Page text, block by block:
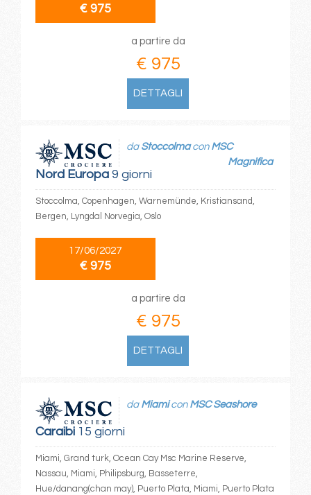
€ 975
a partire da
€ 975
DETTAGLI
Nord Europa9 giorni
da Stoccolmacon MSC
Magnifica
Stoccolma, Copenhagen, Warnemünde, Kristiansand,
Bergen, Lyngdal Norvegia, Oslo
17/06/2027
€ 975
a partire da
€ 975
DETTAGLI
Caraibi15 giorni
da Miamicon MSC Seashore
Miami, Grand turk, Ocean Cay Msc Marine Reserve,
Nassau, Miami, Philipsburg, Basseterre,
Hue/danang(chan may), Puerto Plata, Miami, Puerto Plata